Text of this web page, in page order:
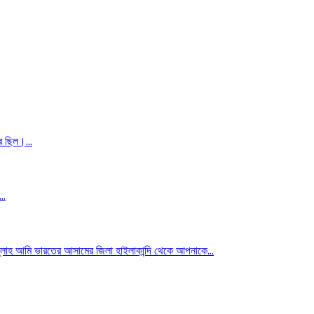
ভারতের আসামের জিলা হাইলাকান্দি থেকে আপনাকে...